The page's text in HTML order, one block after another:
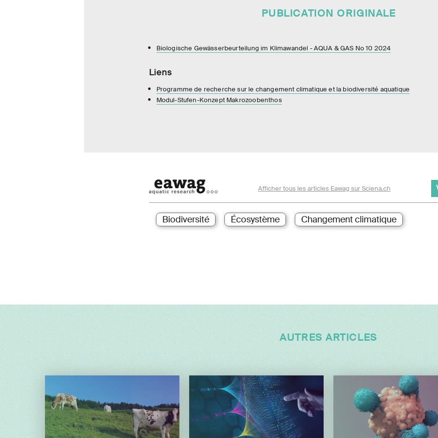
PUBLICATION ORIGINALE
Biologische Gewässerbeurteilung im Klimawandel - AQUA & GAS No 10 2024
Liens
Programme de recherche sur le changement climatique et la biodiversité aquatique
Modul-Stufen-Konzept Makrozoobenthos
Afficher tous les articles Eawag sur Sciena.ch
Biodiversité Écosystème Changement climatique
AUTRES ARTICLES